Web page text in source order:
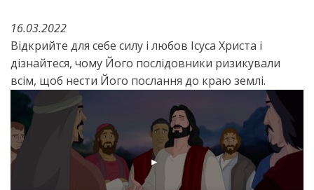
16.03.2022
Відкрийте для себе силу і любов Ісуса Христа і
дізнайтеся, чому Його послідовники ризикували
всім, щоб нести Його послання до краю землі.